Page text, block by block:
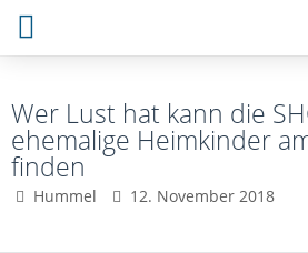
Wer Lust hat kann die
ehemalige Heimkinder
finden
Hummel 12. November 2018